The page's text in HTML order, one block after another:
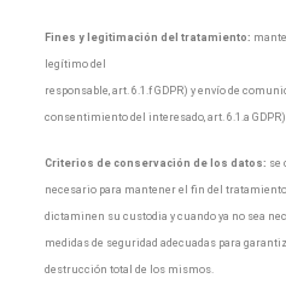
Fines y legitimación del tratamiento:
legítimo del
responsable, art. 6.1.f GDPR) y envío de
consentimiento del interesado, art. 6.1.a
Criterios de conservación de los datos: se
necesario para mantener el fin del
dictaminen su custodia y cuando ya no sea
medidas de seguridad adecuadas para
destrucción total de los mismos.